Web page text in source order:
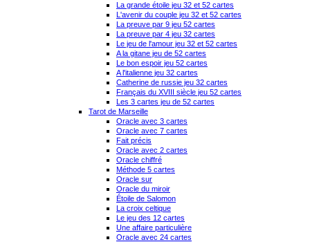
La grande étoile jeu 32 et 52 cartes
L'avenir du couple jeu 32 et 52 cartes
La preuve par 9 jeu 52 cartes
La preuve par 4 jeu 32 cartes
Le jeu de l'amour jeu 32 et 52 cartes
A la gitane jeu de 52 cartes
Le bon espoir jeu 52 cartes
A l'italienne jeu 32 cartes
Catherine de russie jeu 32 cartes
Français du XVIII siècle jeu 52 cartes
Les 3 cartes jeu de 52 cartes
Tarot de Marseille
Oracle avec 3 cartes
Oracle avec 7 cartes
Fait précis
Oracle avec 2 cartes
Oracle chiffré
Méthode 5 cartes
Oracle sur
Oracle du miroir
Étoile de Salomon
La croix celtique
Le jeu des 12 cartes
Une affaire particulière
Oracle avec 24 cartes